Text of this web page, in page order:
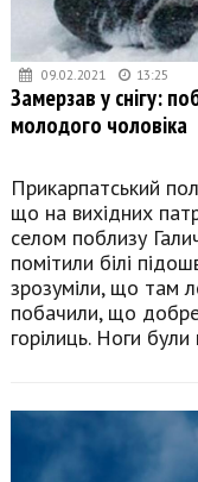
09.02.2021 13:25
Замерзав у снігу:
молодого чоловіка
Прикарпатський
що на вихідних
селом поблизу
помітили білі
зрозуміли, що там
побачили, що
горілиць. Ноги